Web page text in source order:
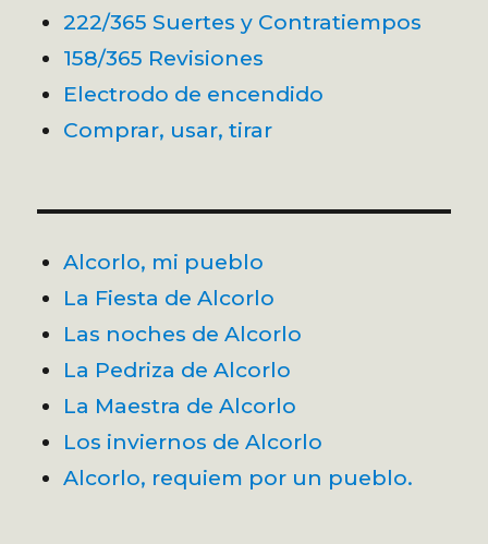
222/365 Suertes y Contratiempos
158/365 Revisiones
Electrodo de encendido
Comprar, usar, tirar
Alcorlo, mi pueblo
La Fiesta de Alcorlo
Las noches de Alcorlo
La Pedriza de Alcorlo
La Maestra de Alcorlo
Los inviernos de Alcorlo
Alcorlo, requiem por un pueblo.